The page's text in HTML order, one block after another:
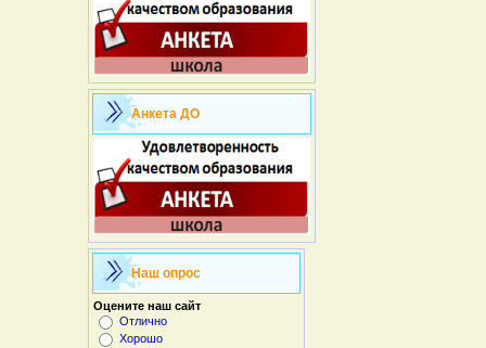
Анкета ДО
Наш опрос
Оцените наш сайт
Отлично
Хорошо